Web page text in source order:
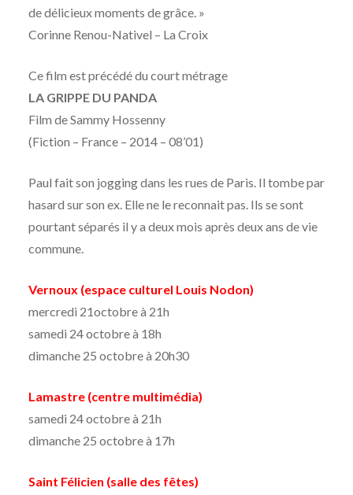
de délicieux moments de grâce. »
Corinne Renou-Nativel – La Croix
Ce film est précédé du court métrage
LA GRIPPE DU PANDA
Film de Sammy Hossenny
(Fiction – France – 2014 – 08’01)
Paul fait son jogging dans les rues de Paris. Il tombe par
hasard sur son ex. Elle ne le reconnait pas. Ils se sont
pourtant séparés il y a deux mois après deux ans de vie
commune.
Vernoux (espace culturel Louis Nodon)
mercredi 21octobre à 21h
samedi 24 octobre à 18h
dimanche 25 octobre à 20h30
Lamastre (centre multimédia)
samedi 24 octobre à 21h
dimanche 25 octobre à 17h
Saint Félicien (salle des fêtes)